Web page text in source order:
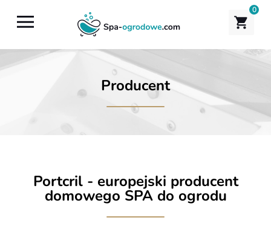
0
Producent
Portcril - europejski producent
domowego SPA do ogrodu